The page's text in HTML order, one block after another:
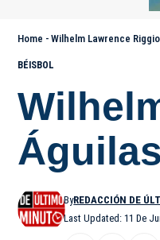
Home - Wilhelm Lawrence
BÉISBOL
Last Updated: 11 De
ByREDACCIÓN DE